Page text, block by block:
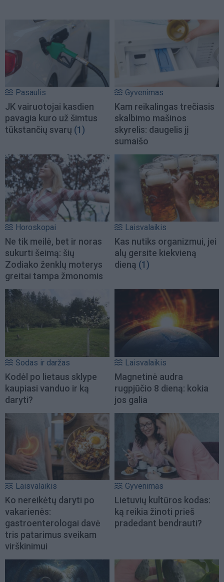
Pasaulis
JK vairuotojai kasdien
pavagia kuro už šimtus
tūkstančių svarų (1)
Gyvenimas
Kam reikalingas trečiasis
skalbimo mašinos
skyrelis: daugelis jį
sumaišo
Horoskopai
Ne tik meilė, bet ir noras
sukurti šeimą: šių
Zodiako ženklų moterys
greitai tampa žmonomis
Laisvalaikis
Kas nutiks organizmui, jei
alų gersite kiekvieną
dieną (1)
Sodas ir daržas
Kodėl po lietaus sklype
kaupiasi vanduo ir ką
daryti?
Laisvalaikis
Magnetinė audra
rugpjūčio 8 dieną: kokia
jos galia
Laisvalaikis
Ko nereikėtų daryti po
vakarienės:
gastroenterologai davė
tris patarimus sveikam
virškinimui
Gyvenimas
Lietuvių kultūros kodas:
ką reikia žinoti prieš
pradedant bendrauti?